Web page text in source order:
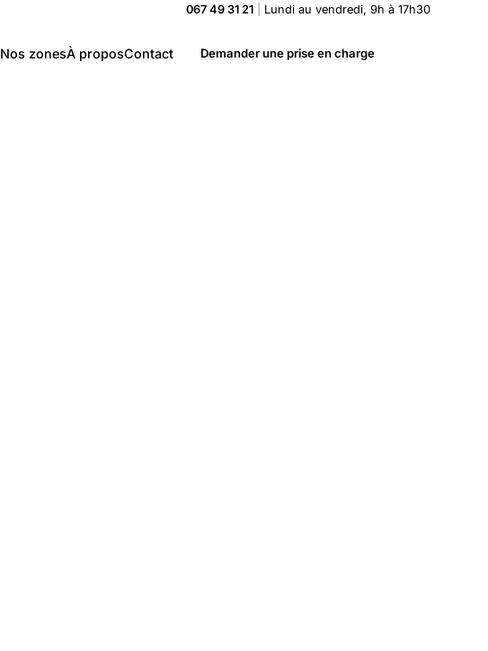
067 49 31 21 Lundi au vendredi, 9h à 17h30
Nos zonesÀ proposContact Demander une prise en charge